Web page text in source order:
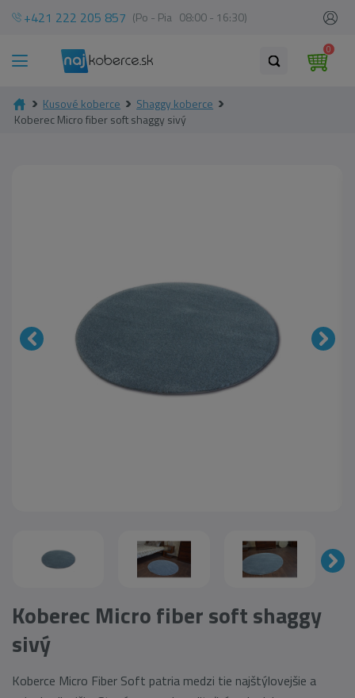
+421 222 205 857 (Po - Pia 08:00 - 16:30)
0
Kusové koberce
Shaggy koberce
Koberec Micro fiber soft shaggy sivý
Koberec Micro fiber soft shaggy
sivý
Koberce Micro Fiber Soft patria medzi tie najštýlovejšie a